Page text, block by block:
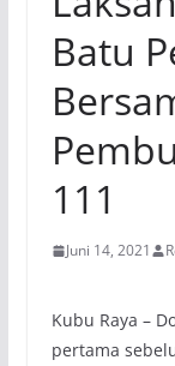
Batu
111
Juni 14, 2021
Kubu Raya –
pertama